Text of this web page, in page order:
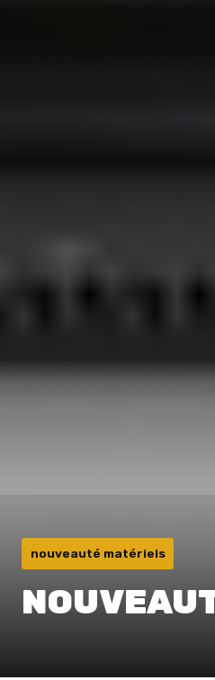
nouveauté matériels